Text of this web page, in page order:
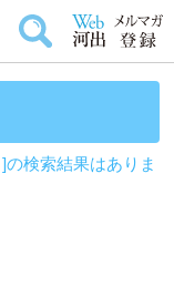
]の検索結果はありま